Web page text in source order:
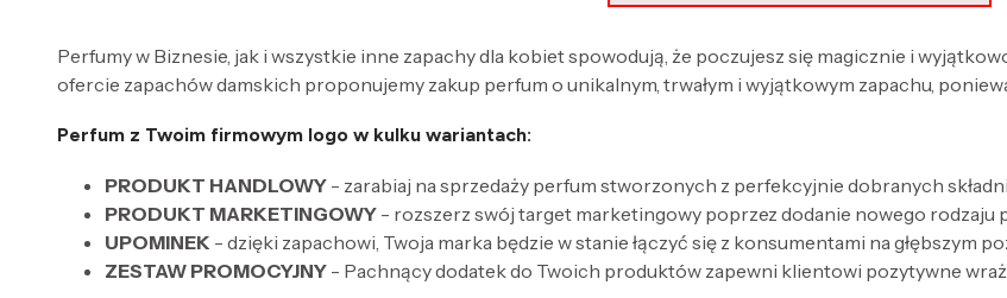
Perfumy w Biznesie, jak i wszystkie inne zapachy dla kobiet spowodują, że poczujesz się magicznie i
ofercie zapachów damskich proponujemy zakup perfum o unikalnym, trwałym i wyjątkowym zapachu,
Perfum z Twoim firmowym logo w kulku wariantach:
PRODUKT HANDLOWY - zarabiaj na sprzedaży perfum stworzonych z perfekcyjnie dobranych
PRODUKT MARKETINGOWY - rozszerz swój target marketingowy poprzez dodanie nowego rodzaju
UPOMINEK - dzięki zapachowi, Twoja marka będzie w stanie łączyć się z konsumentami na głębszym
ZESTAW PROMOCYJNY - Pachnący dodatek do Twoich produktów zapewni klientowi pozytywne